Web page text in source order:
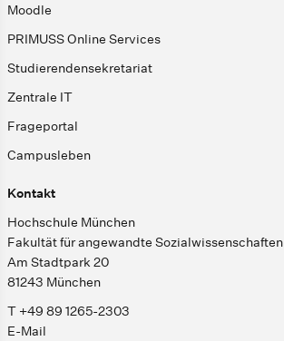
Moodle
PRIMUSS Online Services
Studierendensekretariat
Zentrale IT
Frageportal
Campusleben
Kontakt
Hochschule München
Fakultät für angewandte Sozialwissenschaften
Am Stadtpark 20
81243 München
T +49 89 1265-2303
E-Mail